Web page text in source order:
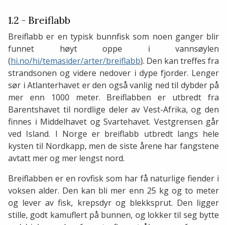
1.2 - Breiflabb
Breiflabb er en typisk bunnfisk som noen ganger blir
funnet høyt oppe i vannsøylen
(hi.no/hi/temasider/arter/breiflabb). Den kan treffes fra
strandsonen og videre nedover i dype fjorder. Lenger
sør i Atlanterhavet er den også vanlig ned til dybder på
mer enn 1000 meter. Breiflabben er utbredt fra
Barentshavet til nordlige deler av Vest-Afrika, og den
finnes i Middelhavet og Svartehavet. Vestgrensen går
ved Island. I Norge er breiflabb utbredt langs hele
kysten til Nordkapp, men de siste årene har fangstene
avtatt mer og mer lengst nord.
Breiflabben er en rovfisk som har få naturlige fiender i
voksen alder. Den kan bli mer enn 25 kg og to meter
og lever av fisk, krepsdyr og blekksprut. Den ligger
stille, godt kamuflert på bunnen, og lokker til seg bytte